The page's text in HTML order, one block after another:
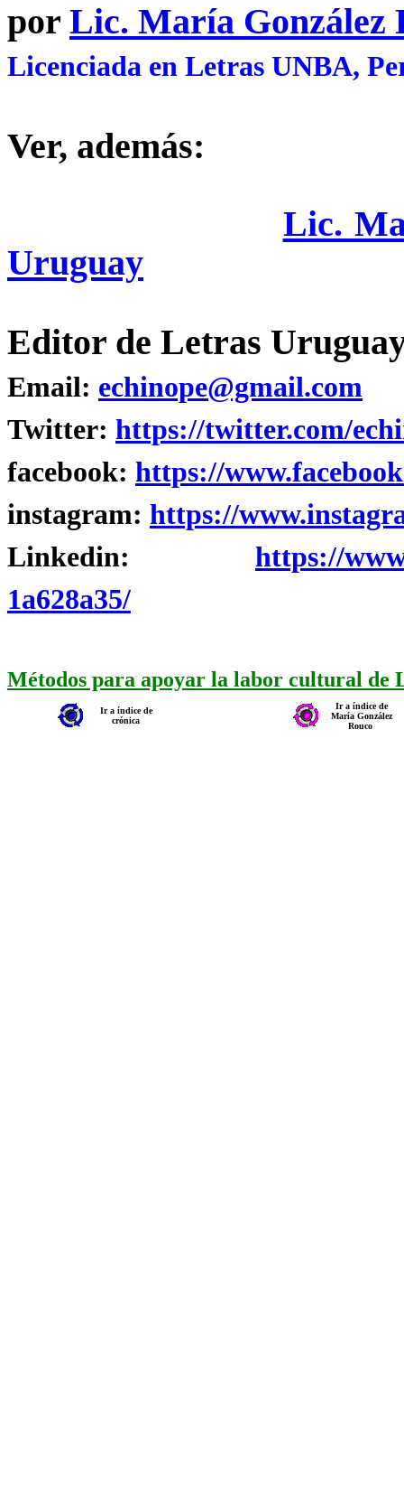
por Lic. María González
Licenciada en Letras UNBA,
Ver, además:
Lic.
Uruguay
Editor de Letras
Email: echinope@gmail.com
Twitter: https://twitter.com/
facebook: https://
instagram: https://
Linkedin: https://
1a628a35/
Métodos para apoyar la labor cultural de
Ir a índice de
crónica
Ir a índice de
María González
Rouco